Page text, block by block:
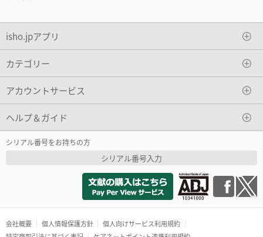
isho.jpアプリ
カテゴリー
アカウントサービス
ヘルプ＆ガイド
シリアル番号をお持ちの方
シリアル番号入力
会社概要 個人情報保護方針
個人向けサービス利用規約